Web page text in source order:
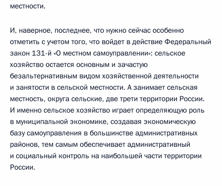
местности.
И, наверное, последнее, что нужно сейчас особенно
отметить с учетом того, что войдет в действие Федеральный
закон 131-й «О местном самоуправлении»: сельское
хозяйство остается основным и зачастую
безальтернативным видом хозяйственной деятельности
и занятости в сельской местности. А занимает сельская
местность, округа сельские, две трети территории России.
И именно сельское хозяйство играет определяющую роль
в муниципальной экономике, создавая экономическую
базу самоуправления в большинстве административных
районов, тем самым обеспечивает административный
и социальный контроль на наибольшей части территории
России.